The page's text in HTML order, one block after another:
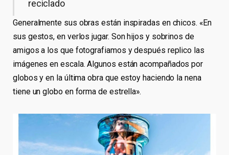
reciclado
Generalmente sus obras están inspiradas en chicos. «En
sus gestos, en verlos jugar. Son hijos y sobrinos de
amigos a los que fotografiamos y después replico las
imágenes en escala. Algunos están acompañados por
globos y en la última obra que estoy haciendo la nena
tiene un globo en forma de estrella».